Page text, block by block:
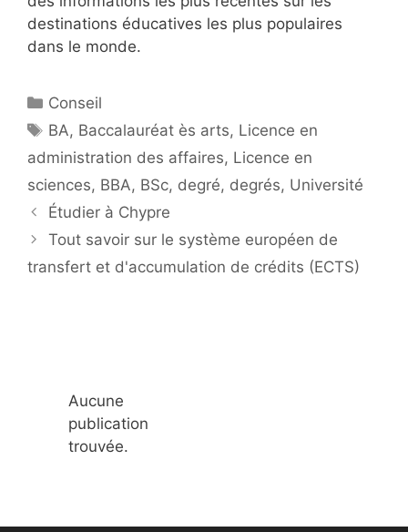
destinations éducatives les plus populaires
dans le monde.
Catégories
Conseil
Étiquettes
BA, Baccalauréat ès arts, Licence en
administration des affaires, Licence en
sciences, BBA, BSc, degré, degrés, Université
Étudier à Chypre
Tout savoir sur le système européen de
transfert et d'accumulation de crédits (ECTS)
Aucune
publication
trouvée.